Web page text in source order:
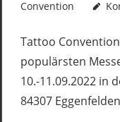
Convention
Tattoo
populärsten
10.-11.09.2022 in
84307